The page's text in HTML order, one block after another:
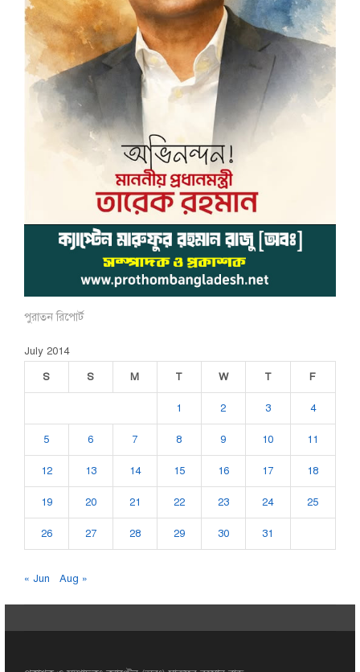
পুরাতন রিপোর্ট
July 2014
S
S M T W T F
1 2 3 4
5 6 7 8 9 10 11
12 13 14 15 16 17 18
19 20 21 22 23 24 25
26 27 28 29 30 31
« Jun Aug »